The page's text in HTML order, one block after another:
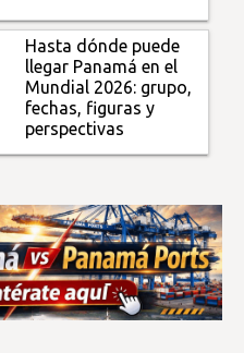
Hasta dónde puede
llegar Panamá en el
Mundial 2026: grupo,
fechas, figuras y
perspectivas